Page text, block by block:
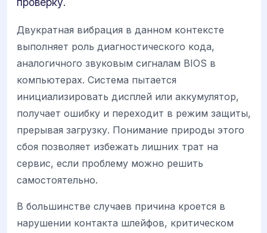
Двукратная вибрация в данном контексте
выполняет роль диагностического кода,
аналогичного звуковым сигналам BIOS в
компьютерах. Система пытается
инициализировать дисплей или аккумулятор,
получает ошибку и переходит в режим защиты,
прерывая загрузку. Понимание природы этого
сбоя позволяет избежать лишних трат на
сервис, если проблему можно решить
самостоятельно.
В большинстве случаев причина кроется в
нарушении контакта шлейфов, критическом